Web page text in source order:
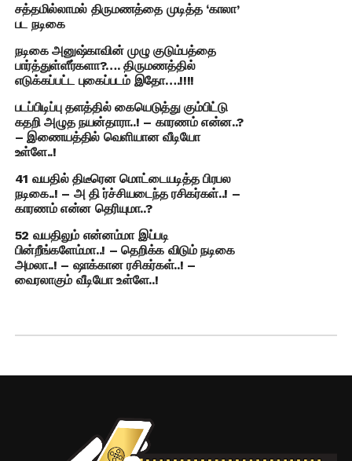
சத்தமில்லாமல் திருமணத்தை முடித்த ‘காலா’
பட நடிகை
நடிகை அனுஷ்காவின் முழு குடும்பத்தை
பார்த்துள்ளீர்களா?…. திருமணத்தில்
எடுக்கப்பட்ட புகைப்படம் இதோ….!!!!
படப்பிடிப்பு தளத்தில் கையெடுத்து கும்பிட்டு
கதறி அழுத நயன்தாரா..! – காரணம் என்ன..?
– இணையத்தில் வெளியான வீடியோ
உள்ளே..!
41 வயதில் திடீரென மொட்டையடித்த பிரபல
நடிகை..! – அ தி ர்ச்சியடைந்த ரசிகர்கள்..! –
காரணம் என்ன தெரியுமா..?
52 வயதிலும் என்னம்மா இப்படி
பின்றீங்களேம்மா..! – தெறிக்க விடும் நடிகை
அமலா..! – ஷாக்கான ரசிகர்கள்..! –
வைரலாகும் வீடியோ உள்ளே..!